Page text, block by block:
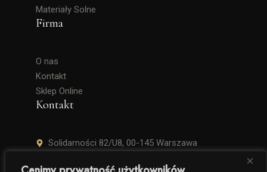
Materiały Solne
Firma
O nas
Kontakt
Sklep Online
Kontakt
Solidarności 82/U8, 00-145 Warszawa
+48 506 504 900